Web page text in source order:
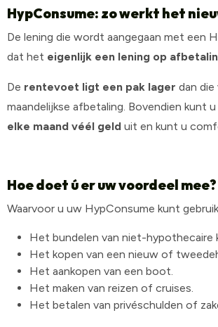
HypConsume: zo werkt het
De lening die wordt aangegaan met een
dat het eigenlijk een lening op
De rentevoet ligt een pak lager dan
maandelijkse afbetaling. Bovendien kunt
elke maand véél geld uit en kunt u
Hoe doet ú er uw voordeel mee?
Waarvoor u uw HypConsume kunt
Het bundelen van niet-hypothecaire
Het kopen van een nieuw of
Het aankopen van een boot.
Het maken van reizen of cruises.
Het betalen van privéschulden of